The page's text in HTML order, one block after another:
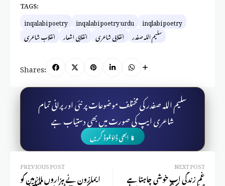
TAGS:
inqalabi poetry inqalabi poetry urdu inqlabi poetry
انقلاب شاعری انقلابی اشعار انقلابی شاعری سلیم اللہ صفدر
Shares:
سلیم اللہ صفدر کی مختلف موضوعات پر نئی اور پرانی تمام
شاعری ایپ کی صورت میں بھی دستیاب ہے
📱 ابھی ڈاؤنلوڈ کریں
PREVIOUS POST
ایمازون نے ہزاروں ملازمین کو
NEXT POST
غمِ زندگی اب خوشی چاہتا ہے